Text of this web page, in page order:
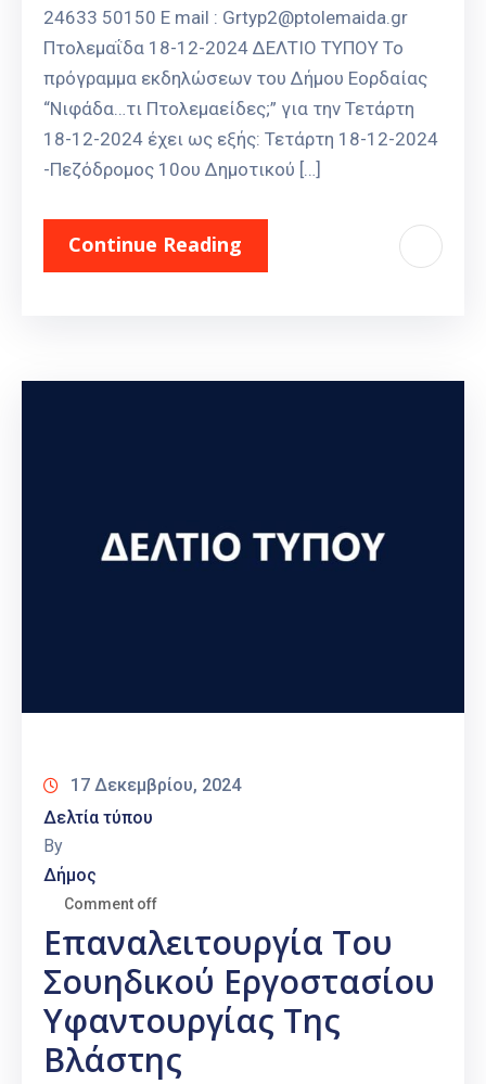
24633 50150 E mail : Grtyp2@ptolemaida.gr
Πτολεμαΐδα 18-12-2024 ΔΕΛΤΙΟ ΤΥΠΟΥ To
πρόγραμμα εκδηλώσεων του Δήμου Εορδαίας
“Νιφάδα…τι Πτολεμαείδες;” για την Τετάρτη
18-12-2024 έχει ως εξής: Τετάρτη 18-12-2024
-Πεζόδρομος 10ου Δημοτικού […]
Continue Reading
17 Δεκεμβρίου, 2024
Δελτία τύπου
By
Δήμος
Comment off
Eπαναλειτουργία Του
Σουηδικού Εργοστασίου
Υφαντουργίας Της
Βλάστης